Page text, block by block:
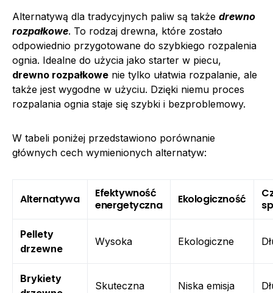
Alternatywą dla tradycyjnych paliw są także drewno
rozpałkowe. To rodzaj drewna, które zostało
odpowiednio przygotowane do szybkiego rozpalenia
ognia. Idealne do użycia jako starter w piecu,
drewno rozpałkowe nie tylko ułatwia rozpalanie, ale
także jest wygodne w użyciu. Dzięki niemu proces
rozpalania ognia staje się szybki i bezproblemowy.
W tabeli poniżej przedstawiono porównanie
głównych cech wymienionych alternatyw:
Alternatywa
Efektywność
energetyczna
Ekologiczność
Pellety
drzewne
Wysoka Ekologiczne
Brykiety
Skuteczna Niska emisja